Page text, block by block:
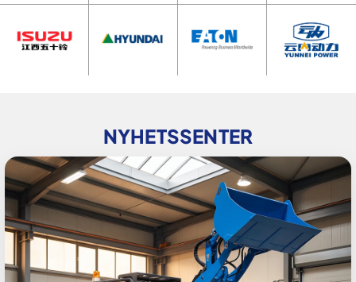
NYHETSSENTER